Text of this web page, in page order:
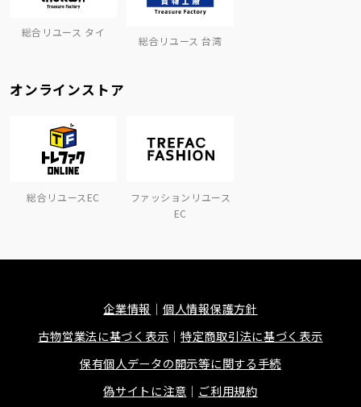
総合リユース タイ
総合リユース 台湾
オンラインストア
総合リユースEC
ファッションリユース
EC
企業情報
個人情報保護方針
古物営業法に基づく表示
特定商取引法に基づく表示
保有個人データの開示等に関する手続
偽サイトに注意
ご利用規約